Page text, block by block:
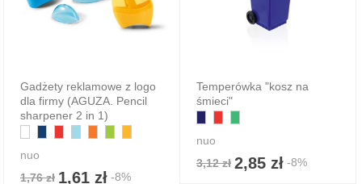
Gadżety reklamowe z logo
dla firmy (AGUZA. Pencil
sharpener 2 in 1)
nuo
1,76 zł 1,61 zł -8%
Temperówka "kosz na
śmieci"
nuo
3,12 zł 2,85 zł -8%